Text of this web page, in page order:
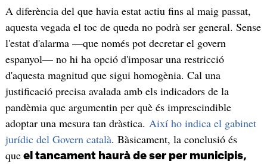
A diferència del que havia estat actiu fins al maig passat,
aquesta vegada el toc de queda no podrà ser general. Sense
l'estat d'alarma —que només pot decretar el govern
espanyol— no hi ha opció d'imposar una restricció
d'aquesta magnitud que sigui homogènia. Cal una
justificació precisa avalada amb els indicadors de la
pandèmia que argumentin per què és imprescindible
adoptar una mesura tan dràstica. Així ho indica el gabinet
jurídic del Govern català. Bàsicament, la conclusió és
queel tancament haurà de ser per municipis,